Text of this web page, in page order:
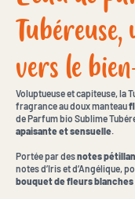
Tubéreuse,
vers le
Voluptueuse et capiteuse, la
fragrance au doux manteau
de Parfum bio Sublime
apaisante et sensuelle
Portée par desnotes
notes d’Iris et d’Angélique,
bouquet de fleurs blanches